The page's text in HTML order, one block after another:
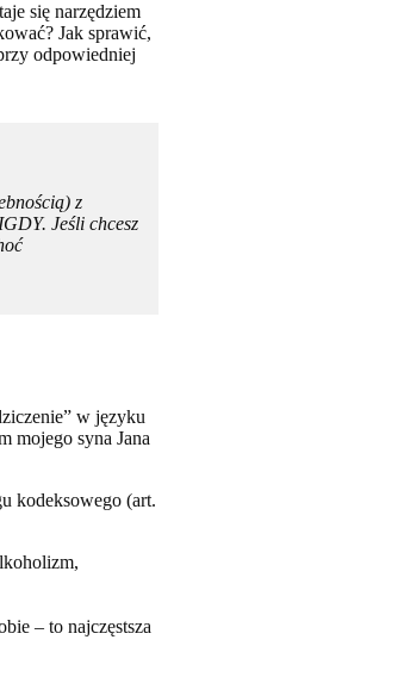
się narzędziem
Jak sprawić,
odpowiedniej
z
Jeśli chcesz
w języku
mojego syna Jana
kodeksowego (art.
– to najczęstsza